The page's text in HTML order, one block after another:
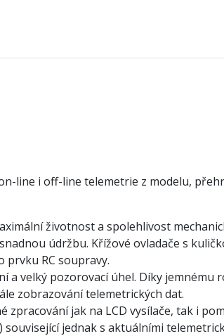
line i off-line telemetrie z modelu,
životnost a spolehlivost
údržbu. Křížové ovladače s
RC soupravy.
a velký pozorovací úhel. Díky jemnému
zobrazování telemetrických dat.
jak na LCD vysílače, tak i
jednak s aktuálními